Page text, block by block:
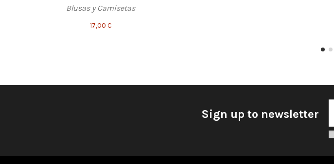
Blusas y Camisetas
17,00 €
Sign up to newsletter